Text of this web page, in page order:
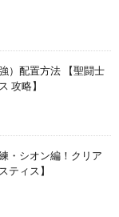
）配置方法 【聖闘士
攻略】
・シオン編！クリア
ティス】